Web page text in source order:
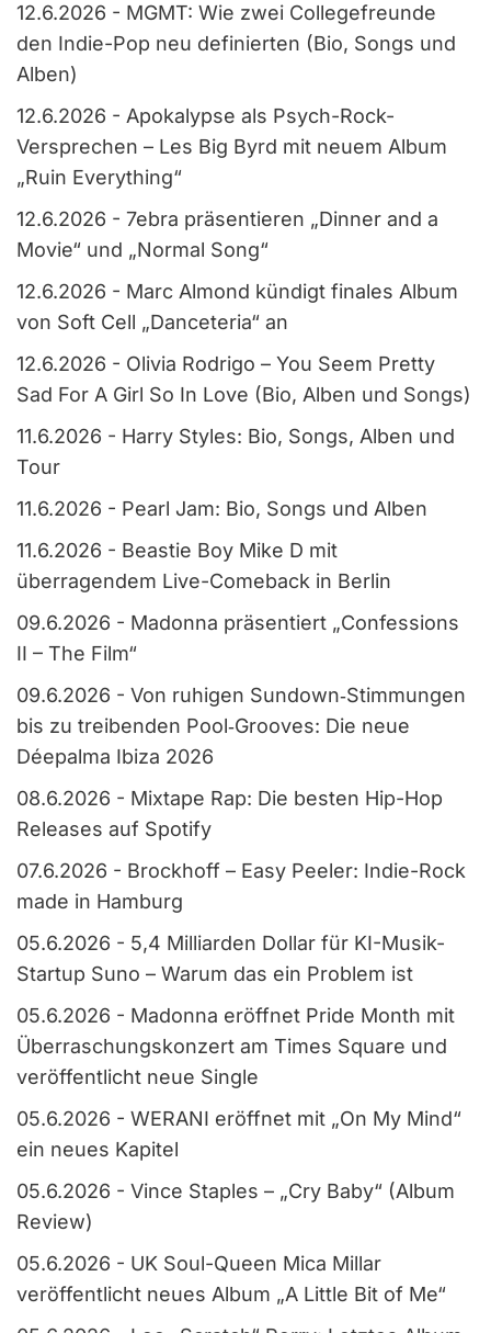
12.6.2026 - MGMT: Wie zwei Collegefreunde
den Indie-Pop neu definierten (Bio, Songs und
Alben)
12.6.2026 - Apokalypse als Psych-Rock-
Versprechen – Les Big Byrd mit neuem Album
„Ruin Everything“
12.6.2026 - 7ebra präsentieren „Dinner and a
Movie“ und „Normal Song“
12.6.2026 - Marc Almond kündigt finales Album
von Soft Cell „Danceteria“ an
12.6.2026 - Olivia Rodrigo – You Seem Pretty
Sad For A Girl So In Love (Bio, Alben und Songs)
11.6.2026 - Harry Styles: Bio, Songs, Alben und
Tour
11.6.2026 - Pearl Jam: Bio, Songs und Alben
11.6.2026 - Beastie Boy Mike D mit
überragendem Live-Comeback in Berlin
09.6.2026 - Madonna präsentiert „Confessions
II – The Film“
09.6.2026 - Von ruhigen Sundown‑Stimmungen
bis zu treibenden Pool‑Grooves: Die neue
Déepalma Ibiza 2026
08.6.2026 - Mixtape Rap: Die besten Hip-Hop
Releases auf Spotify
07.6.2026 - Brockhoff – Easy Peeler: Indie-Rock
made in Hamburg
05.6.2026 - 5,4 Milliarden Dollar für KI-Musik-
Startup Suno – Warum das ein Problem ist
05.6.2026 - Madonna eröffnet Pride Month mit
Überraschungskonzert am Times Square und
veröffentlicht neue Single
05.6.2026 - WERANI eröffnet mit „On My Mind“
ein neues Kapitel
05.6.2026 - Vince Staples – „Cry Baby“ (Album
Review)
05.6.2026 - UK Soul-Queen Mica Millar
veröffentlicht neues Album „A Little Bit of Me“